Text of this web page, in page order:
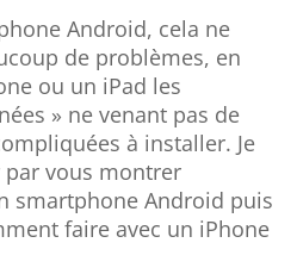
Android, cela ne
de problèmes, en
ou un iPad les
» ne venant pas de
à installer. Je
vous montrer
smartphone Android puis
faire avec un iPhone